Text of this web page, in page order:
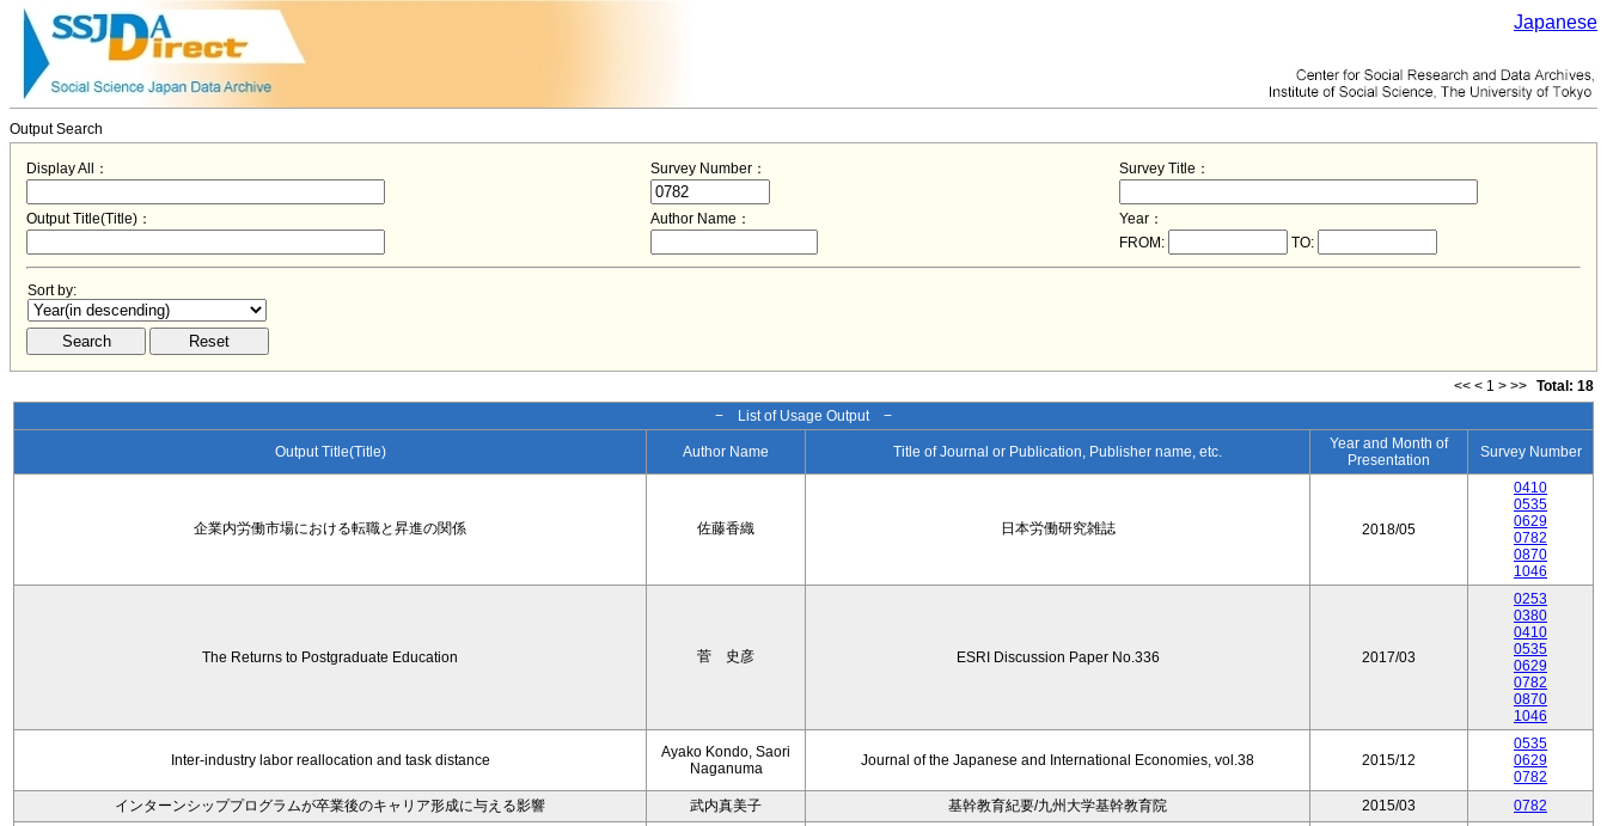
Japanese
Output Search
Display All： Survey Number： Survey Title：
Output Title(Title)： Author Name：
Year：
FROM:
TO:
Sort by:
<< < 1 > >> Total: 18
− List of Usage Output −
Output Title(Title) Author Name Title of Journal or Publication, Publisher name, etc.
Year and Month of
Presentation
Survey Number
企業内労働市場における転職と昇進の関係 佐藤香織 日本労働研究雑誌 2018/05
0410
0535
0629
0782
0870
1046
The Returns to Postgraduate Education 菅 史彦 ESRI Discussion Paper No.336 2017/03
0253
0380
0410
0535
0629
0782
0870
1046
Inter-industry labor reallocation and task distance
Ayako Kondo, Saori
Naganuma
Journal of the Japanese and International Economies, vol.38 2015/12
0535
0629
0782
インターンシッププログラムが卒業後のキャリア形成に与える影響
武内真美子 基幹教育紀要/九州大学基幹教育院 2015/03 0782